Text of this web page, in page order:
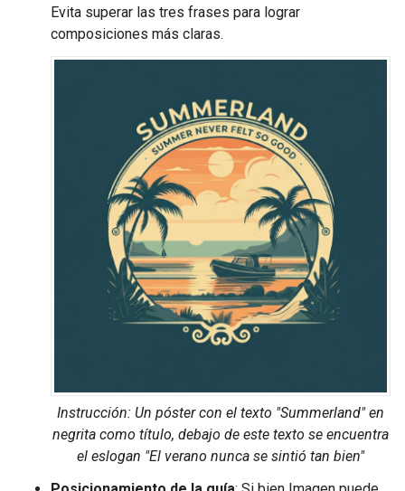
Evita superar las tres frases para lograr
composiciones más claras.
Instrucción: Un póster con el texto "Summerland" en
negrita como título, debajo de este texto se encuentra
el eslogan "El verano nunca se sintió tan bien"